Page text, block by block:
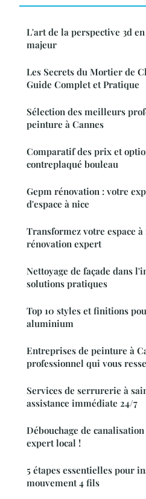
L'art de la perspective 3d
majeur
Les Secrets du Mortier de
Guide Complet et Pratique
Sélection des meilleurs
peinture à Cannes
Comparatif des prix et
contreplaqué bouleau
Gepm rénovation : votre
d'espace à nice
Transformez votre espace à
rénovation expert
Nettoyage de façade dans
solutions pratiques
Top 10 styles et finitions
aluminium
Entreprises de peinture à
professionnel qui vous
Services de serrurerie à
assistance immédiate 24/7
Débouchage de
expert local !
5 étapes essentielles pour
mouvement 4 fils